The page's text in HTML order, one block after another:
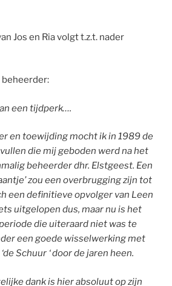
Jos en Ria volgt t.z.t. nader
beheerder:
een tijdperk….
en toewijding mocht ik in 1989 de
die mij geboden werd na het
beheerder dhr. Elstgeest. Een
zou een overbrugging zijn tot
een definitieve opvolger van Leen
uitgelopen dus, maar nu is het
die uiteraard niet was te
een goede wisselwerking met
Schuur ‘ door de jaren heen.
dank is hier absoluut op zijn